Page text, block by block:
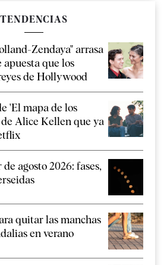
TENDENCIAS
Zendaya" arrasa
apuesta que los
de Hollywood
'El mapa de los
Alice Kellen que ya
agosto 2026: fases,
quitar las manchas
en verano